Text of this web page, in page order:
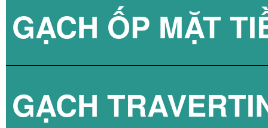
GẠCH ỐP MẶT
GẠCH